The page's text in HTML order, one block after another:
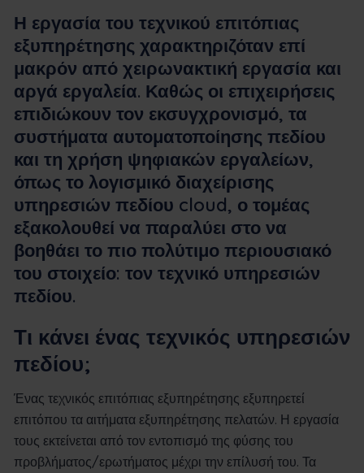
Η εργασία του τεχνικού επιτόπιας
εξυπηρέτησης χαρακτηριζόταν επί
μακρόν από χειρωνακτική εργασία και
αργά εργαλεία. Καθώς οι επιχειρήσεις
επιδιώκουν τον εκσυγχρονισμό, τα
συστήματα αυτοματοποίησης πεδίου
και τη χρήση ψηφιακών εργαλείων,
όπως το λογισμικό διαχείρισης
υπηρεσιών πεδίου cloud, ο τομέας
εξακολουθεί να παραλύει στο να
βοηθάει το πιο πολύτιμο περιουσιακό
του στοιχείο: τον τεχνικό υπηρεσιών
πεδίου.
Τι κάνει ένας τεχνικός υπηρεσιών
πεδίου;
Ένας τεχνικός επιτόπιας εξυπηρέτησης εξυπηρετεί
επιτόπου τα αιτήματα εξυπηρέτησης πελατών. Η εργασία
τους εκτείνεται από τον εντοπισμό της φύσης του
προβλήματος/ερωτήματος μέχρι την επίλυσή του. Τα